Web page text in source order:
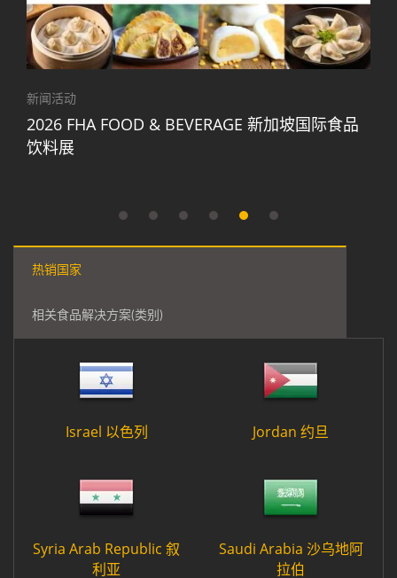
新闻活动
2026 FHA FOOD & BEVERAGE 新加坡国际食品
饮料展
热销国家
相关食品解决方案(类别)
Israel 以色列 Jordan 约旦
Syria Arab Republic 叙
利亚
Saudi Arabia 沙乌地阿
拉伯